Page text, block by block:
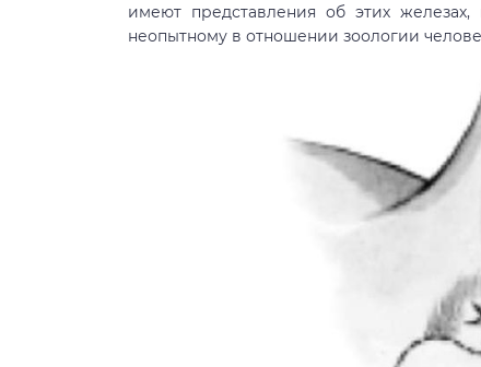
имеют представления об этих
неопытному в отношении зоологии